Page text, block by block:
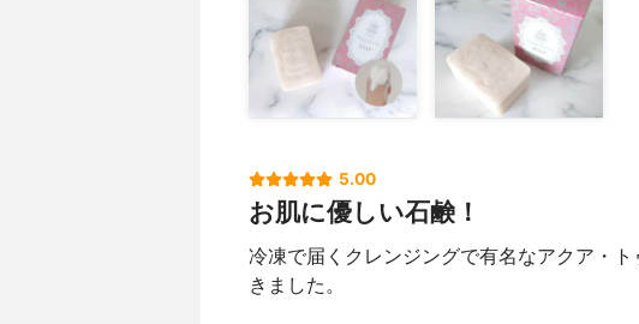
5.00
お肌に優しい石鹸！
冷凍で届くクレンジングで有名なアクア・
きました。